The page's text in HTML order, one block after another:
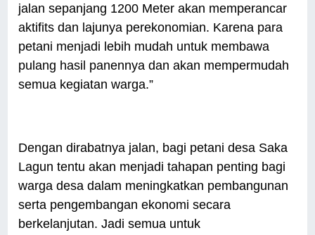
jalan sepanjang 1200 Meter akan memperancar
aktifits dan lajunya perekonomian. Karena para
petani menjadi lebih mudah untuk membawa
pulang hasil panennya dan akan mempermudah
semua kegiatan warga.”
Dengan dirabatnya jalan, bagi petani desa Saka
Lagun tentu akan menjadi tahapan penting bagi
warga desa dalam meningkatkan pembangunan
serta pengembangan ekonomi secara
berkelanjutan. Jadi semua untuk